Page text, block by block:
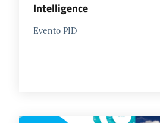
Intelligence
Evento PID